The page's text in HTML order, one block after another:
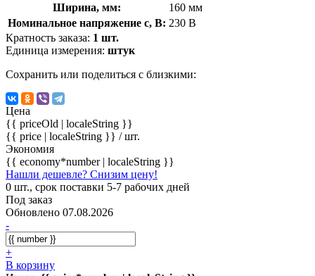
Ширина, мм:
160 мм
Номинальное напряжение с, В: 230 В
Кратность заказа: 1 шт.
Единица измерения: штук
Сохранить или поделиться с близкими:
Цена
{{ priceOld | localeString }}
{{ price | localeString }} / шт.
Экономия
{{ economy*number | localeString }}
Нашли дешевле? Снизим цену!
0 шт., срок поставки 5-7 рабочих дней
Под заказ
Обновлено 07.08.2026
-
+
В корзину